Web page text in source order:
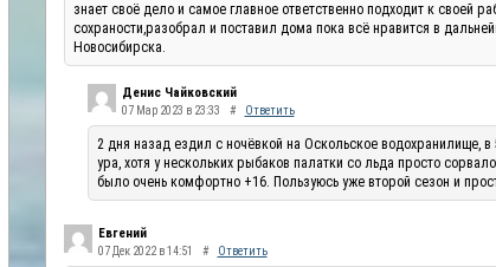
знает своё дело и самое главное ответственно подходит к своей
сохраности,разобрал и поставил дома пока всё нравится в
Новосибирска.
Денис Чайковский
07 Мар 2023 в 23:33 # Ответить
2 дня назад ездил с ночёвкой на Оскольское водохранилище,
ура, хотя у нескольких рыбаков палатки со льда просто
было очень комфортно +16. Пользуюсь уже второй сезон и
Евгений
07 Дек 2022 в 14:51 # Ответить